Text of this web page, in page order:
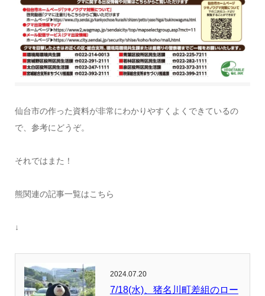
仙台市の作った資料が非常にわかりやすくよくできているの
で、参考にどうぞ。
それではまた！
熊関連の記事一覧はこちら
↓
2024.07.20
7/18(水)、猪名川町差組のロー